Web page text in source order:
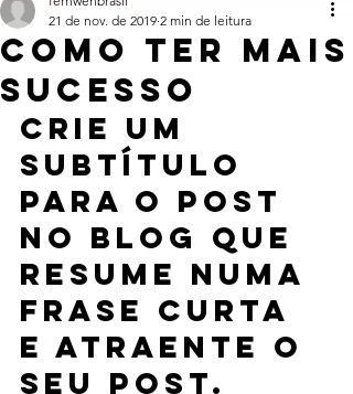
Como ter mais
sucesso
21 de nov. de 2019 2 min de leitura
Crie um
subtítulo
para o post
no blog que
resume numa
frase curta
e atraente o
seu post.